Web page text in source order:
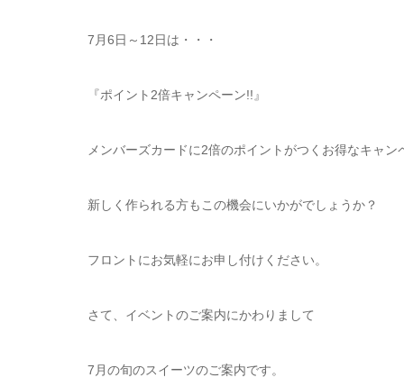
7月6日～12日は・・・
『ポイント2倍キャンペーン!!』
メンバーズカードに2倍のポイントがつくお得なキャン
新しく作られる方もこの機会にいかがでしょうか？
フロントにお気軽にお申し付けください。
さて、イベントのご案内にかわりまして
7月の旬のスイーツのご案内です。